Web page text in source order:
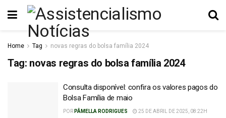
Home Tag novas regras do bolsa família 2024
Tag: novas regras do bolsa família 2024
Consulta disponível: confira os valores pagos do
Bolsa Família de maio
POR PÂMELLA RODRIGUES
25 DE ABRIL DE 2025, 08:22H